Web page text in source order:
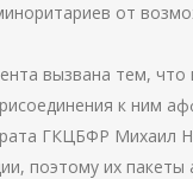
от
вызвана тем, что
к ним
ГКЦБФР Михаил
поэтому их